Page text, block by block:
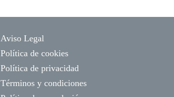
Aviso Legal
Política de cookies
Política de privacidad
Términos y condiciones